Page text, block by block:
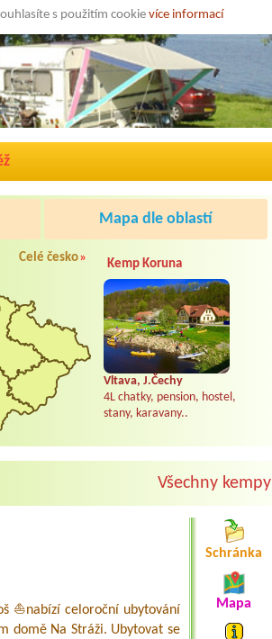
s použitím cookie více informací
Mapa dle oblastí
Celé česko» Kemp Koruna
Vltava, J.Čechy
4L chatky, pension, hostel,
stany, karavany..
Všechny kempy
⛵nabízí celoroční ubytování
domě Na Stráži. Ubytovat se
Schránka
Mapa